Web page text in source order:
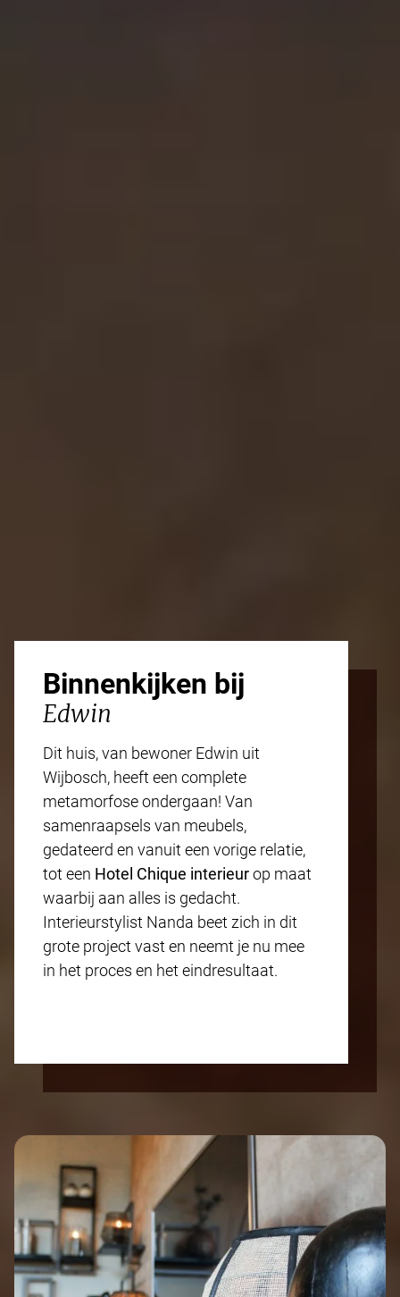
Binnenkijken bij
Edwin
Dit huis, van bewoner Edwin uit
Wijbosch, heeft een complete
metamorfose ondergaan! Van
samenraapsels van meubels,
gedateerd en vanuit een vorige relatie,
tot een Hotel Chique interieurop maat
waarbij aan alles is gedacht.
Interieurstylist Nanda beet zich in dit
grote project vast en neemt je nu mee
in het proces en het eindresultaat.